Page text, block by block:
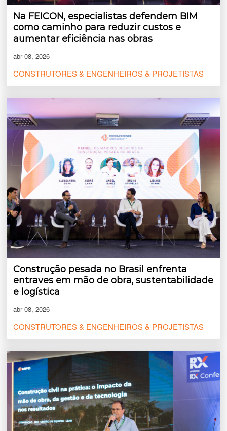
Na FEICON, especialistas defendem BIM
como caminho para reduzir custos e
aumentar eficiência nas obras
abr 08, 2026
CONSTRUTORES & ENGENHEIROS & PROJETISTAS
Construção pesada no Brasil enfrenta
entraves em mão de obra, sustentabilidade
e logística
abr 08, 2026
CONSTRUTORES & ENGENHEIROS & PROJETISTAS